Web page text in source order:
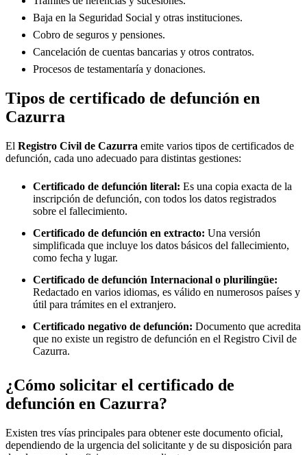
Baja en la Seguridad Social y otras instituciones.
Cobro de seguros y pensiones.
Cancelación de cuentas bancarias y otros contratos.
Procesos de testamentaría y donaciones.
Tipos de certificado de defunción en
Cazurra
El Registro Civil de Cazurra emite varios tipos de certificados de
defunción, cada uno adecuado para distintas gestiones:
Certificado de defunción literal: Es una copia exacta de la
inscripción de defunción, con todos los datos registrados
sobre el fallecimiento.
Certificado de defunción en extracto: Una versión
simplificada que incluye los datos básicos del fallecimiento,
como fecha y lugar.
Certificado de defunción Internacional o plurilingüe:
Redactado en varios idiomas, es válido en numerosos países y
útil para trámites en el extranjero.
Certificado negativo de defunción: Documento que acredita
que no existe un registro de defunción en el Registro Civil de
Cazurra.
¿Cómo solicitar el certificado de
defunción en Cazurra?
Existen tres vías principales para obtener este documento oficial,
dependiendo de la urgencia del solicitante y de su disposición para